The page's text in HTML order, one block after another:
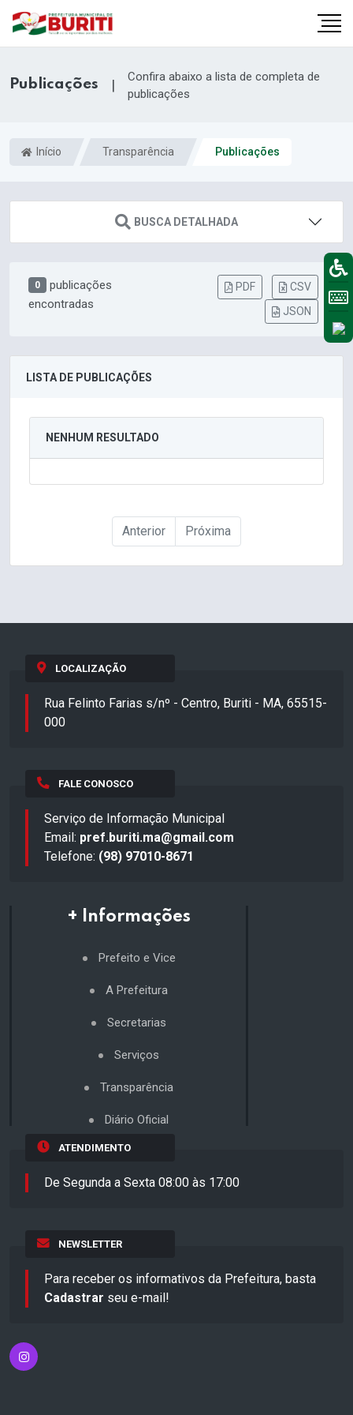
Publicações |
Confira abaixo a lista de completa de
publicações
Início Transparência Publicações
BUSCA DETALHADA
0
publicações
encontradas
PDF
CSV
JSON
LISTA DE PUBLICAÇÕES
NENHUM RESULTADO
Anterior Próxima
LOCALIZAÇÃO
Rua Felinto Farias s/nº - Centro, Buriti - MA, 65515-
000
FALE CONOSCO
Serviço de Informação Municipal
Email: pref.buriti.ma@gmail.com
Telefone: (98) 97010-8671
+ Informações
Prefeito e Vice
A Prefeitura
Secretarias
Serviços
Transparência
Diário Oficial
ATENDIMENTO
De Segunda a Sexta 08:00 às 17:00
NEWSLETTER
Para receber os informativos da Prefeitura, basta
Cadastrar seu e-mail!